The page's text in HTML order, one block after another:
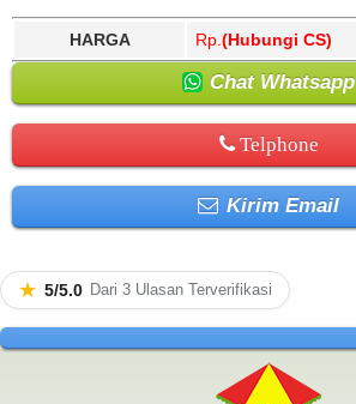
HARGA Rp. (Hubungi CS)
Chat Whatsapp
Telphone
Kirim Email
★ 5/5.0 Dari 3 Ulasan Terverifikasi